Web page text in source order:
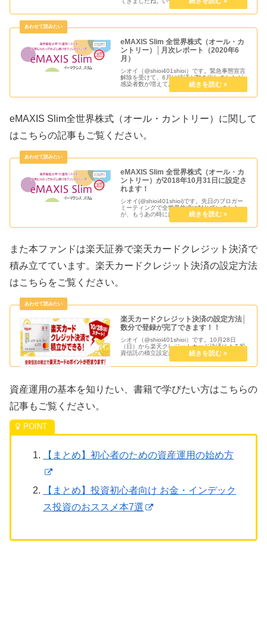
帰省という定番コースですが、今の状況では移
動のリスクが高すぎてお盆休みを取ったものの
eMAXIS Slim 全世界株式（オール・カ
ントリー）│月次レポート（2020年6
月）
シオイ（@shioi401shioi）です。緊急事態宣言
解除を受けて、6月は経済が動き出しましたが
感染者数が増えており外出して人ごみの中にい
るのも少し怖いですね。株式相場は米国株式が
相変わらずの好調さで、自分の保有ファンドの
eMAXIS Slim全世界株式（オール・カントリー）に関して
はこちらの記事もご覧ください。
eMAXIS Slim 全世界株式（オール・カ
ントリー）が2018年10月31日に設定さ
れます！
シオイ(@shioi401shioi)です。先日のブロガー
ミーティングで全世界株式に触れていました
が、もうあの時にはほぼ決めていたんでしょ
う。ついにｅＭＡＸＩＳ Ｓｌｉｍ 全世界株式
（オール・カントリー）が2018年10月31日に
また本ファンドは楽天証券で楽天カードクレジット決済で
積み立てています。楽天カードクレジット決済の設定方法
はこちらをご覧ください。
楽天カードクレジット決済の設定方法│
数分で登録が完了できます！！
シオイ（@shioi401shioi）です。10月28日
（日）から楽天クレジットカード決済による投
資信託の積立設定ができるようになりました。
11月12日（月）までに設定を行うと12月3日
（月）に積立が実行され、12月27日（木）が
資産運用の基本を知りたい、書籍で学びたい方はこちらの
記事もご覧ください。
【まとめ】初心者のための資産運用の始め方
【まとめ】投資初心者向け お金・インデック
ス投資のおススメ本7選